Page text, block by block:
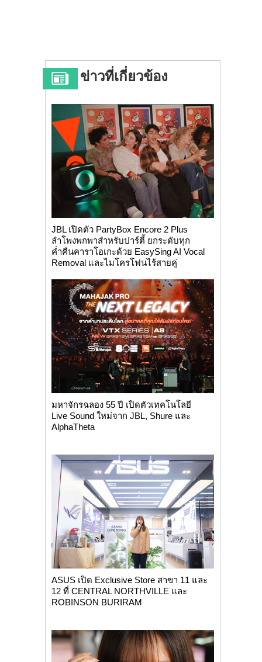
ข่าวที่เกี่ยวข้อง
JBL เปิดตัว PartyBox Encore 2 Plus
ลำโพงพกพาสำหรับปาร์ตี้ ยกระดับทุก
ค่ำคืนคาราโอเกะด้วย EasySing AI Vocal
Removal และไมโครโฟนไร้สายคู่
มหาจักรฉลอง 55 ปี เปิดตัวเทคโนโลยี
Live Sound ใหม่จาก JBL, Shure และ
AlphaTheta
ASUS เปิด Exclusive Store สาขา 11 และ
12 ที่ CENTRAL NORTHVILLE และ
ROBINSON BURIRAM